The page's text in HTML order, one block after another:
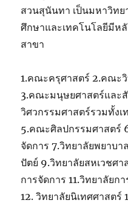
สวนสุนันทา เป็นมหาวิทย
ศึกษาและเทคโนโลยีมีห
สาขา
1.คณะครุศาสตร์ 2.คณะ
3.คณะมนุษยศาสตร์และ
วิศวกรรมศาสตร์รวมทั้ง
5.คณะศิลปกรรมศาสตร์
จัดการ 7.วิทยาลัยพยาบ
ปัตย์ 9.วิทยาลัยสหเวชศ
การจัดการ 11.วิทยาลัยก
12. วิทยาลัยนิเทศศาสตร์